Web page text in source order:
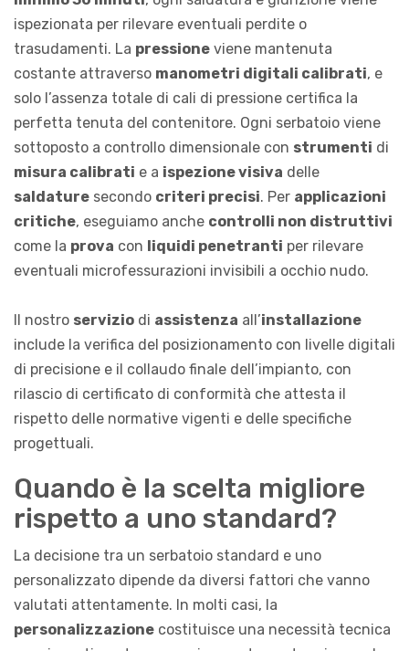
ispezionata per rilevare eventuali perdite o
trasudamenti. La pressione viene mantenuta
costante attraverso manometri digitali calibrati, e
solo l’assenza totale di cali di pressione certifica la
perfetta tenuta del contenitore. Ogni serbatoio viene
sottoposto a controllo dimensionale con strumenti di
misura calibrati e a ispezione visiva delle
saldature secondo criteri precisi. Per applicazioni
critiche, eseguiamo anche controlli non distruttivi
come la prova con liquidi penetranti per rilevare
eventuali microfessurazioni invisibili a occhio nudo.
Il nostro servizio di assistenza all’installazione
include la verifica del posizionamento con livelle digitali
di precisione e il collaudo finale dell’impianto, con
rilascio di certificato di conformità che attesta il
rispetto delle normative vigenti e delle specifiche
progettuali.
Quando è la scelta migliore
rispetto a uno standard?
La decisione tra un serbatoio standard e uno
personalizzato dipende da diversi fattori che vanno
valutati attentamente. In molti casi, la
personalizzazione costituisce una necessità tecnica